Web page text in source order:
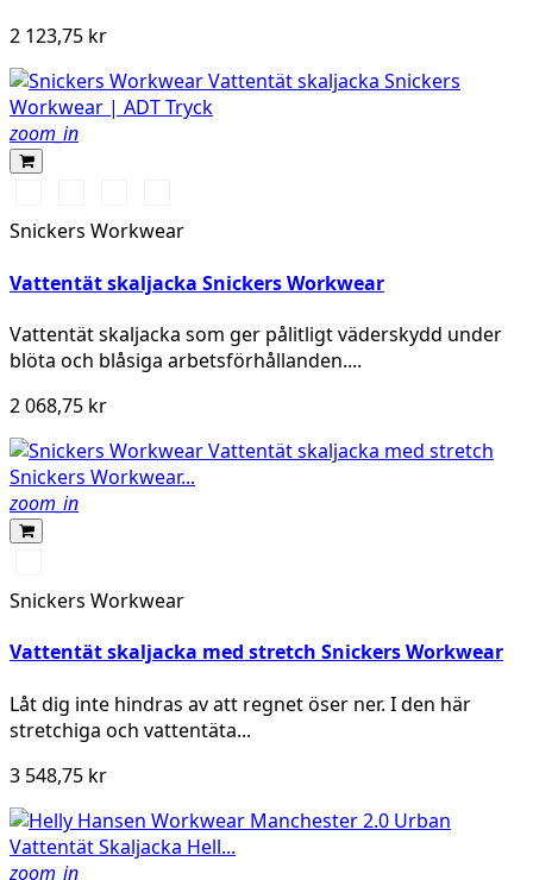
2 123,75 kr
zoom_in
Snickers Workwear
Vattentät skaljacka Snickers Workwear
Vattentät skaljacka som ger pålitligt väderskydd under
blöta och blåsiga arbetsförhållanden....
2 068,75 kr
zoom_in
Snickers Workwear
Vattentät skaljacka med stretch Snickers Workwear
Låt dig inte hindras av att regnet öser ner. I den här
stretchiga och vattentäta...
3 548,75 kr
zoom_in